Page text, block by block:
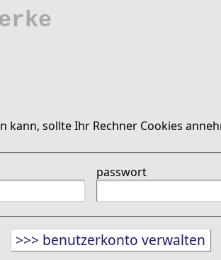
kann, sollte Ihr Rechner Cookies
passwort
>>> benutzerkonto verwalten